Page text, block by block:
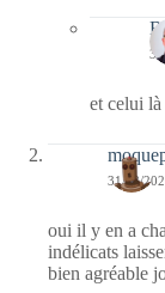
et celui
31/08/
oui il y en a
indélicats
bien agréable